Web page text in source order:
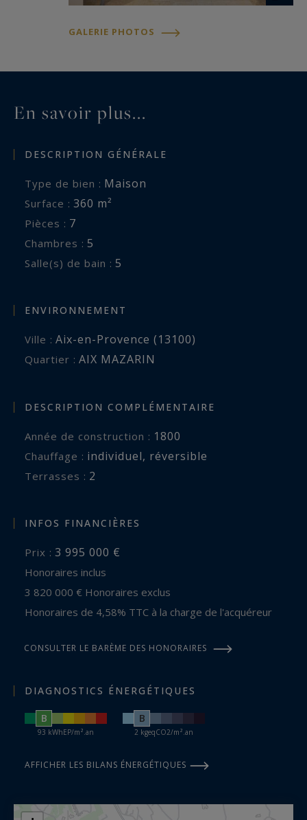
GALERIE PHOTOS
En savoir plus...
DESCRIPTION GÉNÉRALE
Type de bien : Maison
Surface : 360 m²
Pièces : 7
Chambres : 5
Salle(s) de bain : 5
ENVIRONNEMENT
Ville : Aix-en-Provence (13100)
Quartier : AIX MAZARIN
DESCRIPTION COMPLÉMENTAIRE
Année de construction : 1800
Chauffage : individuel, réversible
terrasses : 2
INFOS FINANCIÈRES
Prix : 3 995 000 €
Honoraires inclus
3 820 000 € Honoraires exclus
Honoraires de 4,58% TTC à la charge de l'acquéreur
CONSULTER LE BARÈME DES HONORAIRES
DIAGNOSTICS ÉNERGÉTIQUES
B
93 kWhEP/m².an
B
2 kgeqCO2/m².an
AFFICHER LES BILANS ÉNERGÉTIQUES